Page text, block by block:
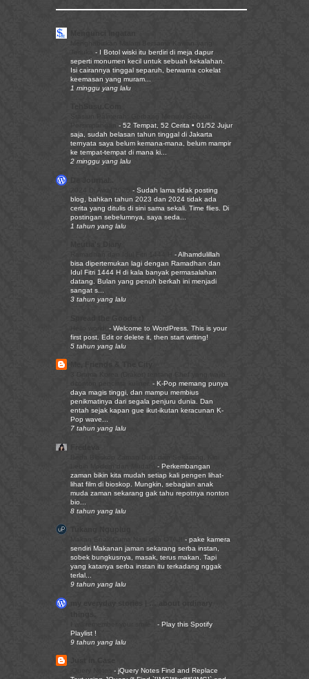
- I Botol wiski itu berdiri di meja dapur
seperti monumen kecil untuk sebuah kekalahan.
Isi cairannya tinggal separuh, berwarna cokelat
keemasan yang muram...
1 minggu yang lalu
- 52 Tempat, 52 Cerita • 01/52 Jujur
saja, sudah belasan tahun tinggal di Jakarta
ternyata saya belum kemana-mana, belum mampir
ke tempat-tempat di mana ki...
2 minggu yang lalu
- Sudah lama tidak posting
blog, bahkan tahun 2023 dan 2024 tidak ada
cerita yang ditulis di sini sama sekali. Time flies. Di
postingan sebelumnya, saya seda...
1 tahun yang lalu
-Alhamdulillah
bisa dipertemukan lagi dengan Ramadhan dan
Idul Fitri 1444 H di kala banyak permasalahan
datang. Bulan yang penuh berkah ini menjadi
sangat s...
3 tahun yang lalu
- Welcome to WordPress. This is your
first post. Edit or delete it, then start writing!
5 tahun yang lalu
- K-Pop memang punya
daya magis tinggi, dan mampu membius
penikmatinya dari segala penjuru dunia. Dan
entah sejak kapan gue ikut-ikutan keracunan K-
Pop wave...
7 tahun yang lalu
- Perkembangan
zaman bikin kita mudah setiap kali pengen lihat-
lihat film di bioskop. Mungkin, sebagian anak
muda zaman sekarang gak tahu repotnya nonton
bio...
8 tahun yang lalu
- pake kamera
sendiri Makanan jaman sekarang serba instan,
sobek bungkusnya, masak, terus makan. Tapi
yang katanya serba instan itu terkadang nggak
terlal...
9 tahun yang lalu
- Play this Spotify
Playlist !
9 tahun yang lalu
- jQuery Notes Find and Replace